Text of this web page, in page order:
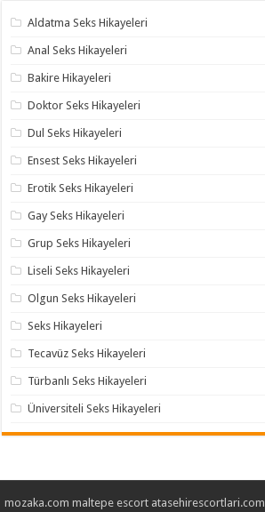
Aldatma Seks Hikayeleri
Anal Seks Hikayeleri
Bakire Hikayeleri
Doktor Seks Hikayeleri
Dul Seks Hikayeleri
Ensest Seks Hikayeleri
Erotik Seks Hikayeleri
Gay Seks Hikayeleri
Grup Seks Hikayeleri
Liseli Seks Hikayeleri
Olgun Seks Hikayeleri
Seks Hikayeleri
Tecavüz Seks Hikayeleri
Türbanlı Seks Hikayeleri
Üniversiteli Seks Hikayeleri
mozaka.com maltepe escort atasehirescortlari.com